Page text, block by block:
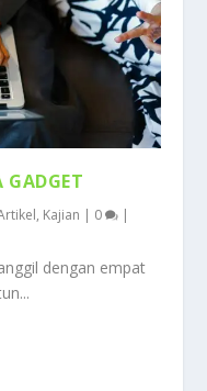
GADGET
, Kajian | 0 |
dengan empat